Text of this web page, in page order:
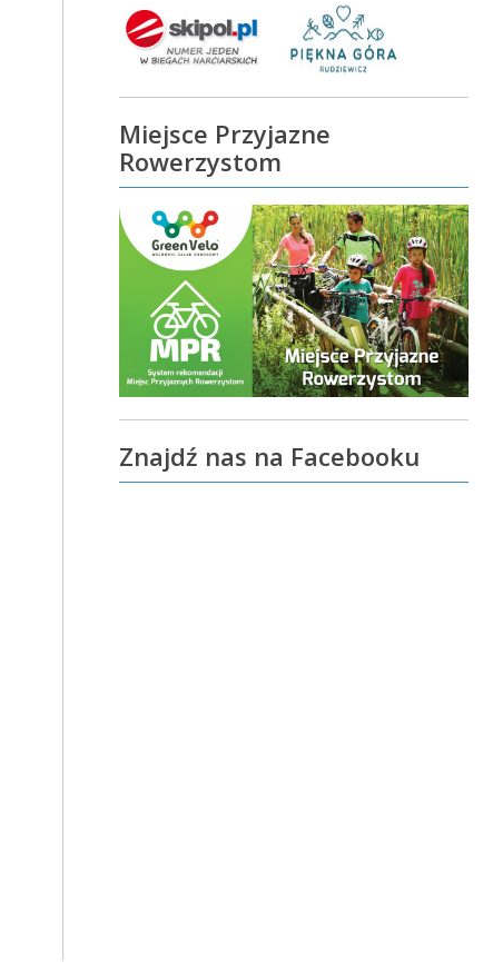
Miejsce Przyjazne
Rowerzystom
Znajdź nas na Facebooku